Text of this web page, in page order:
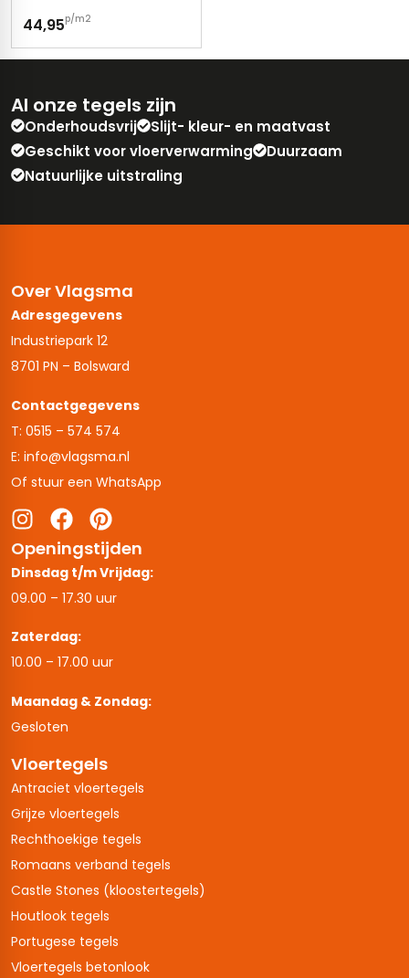
44,95p/m2
Al onze tegels zijn
Onderhoudsvrij
Slijt- kleur- en maatvast
Geschikt voor vloerverwarming
Duurzaam
Natuurlijke uitstraling
Over Vlagsma
Adresgegevens
Industriepark 12
8701 PN – Bolsward
Contactgegevens
T: 0515 – 574 574
E: info@vlagsma.nl
Of stuur een WhatsApp
Openingstijden
Dinsdag t/m Vrijdag:
09.00 – 17.30 uur
Zaterdag:
10.00 – 17.00 uur
Maandag & Zondag:
Gesloten
Vloertegels
Antraciet vloertegels
Grijze vloertegels
Rechthoekige tegels
Romaans verband tegels
Castle Stones (kloostertegels)
Houtlook tegels
Portugese tegels
Vloertegels betonlook